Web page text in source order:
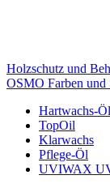
Holzschutz und
OSMO Farben und
Hartwachs-Öl
TopOil
Klarwachs
Pflege-Öl
UVIWAX